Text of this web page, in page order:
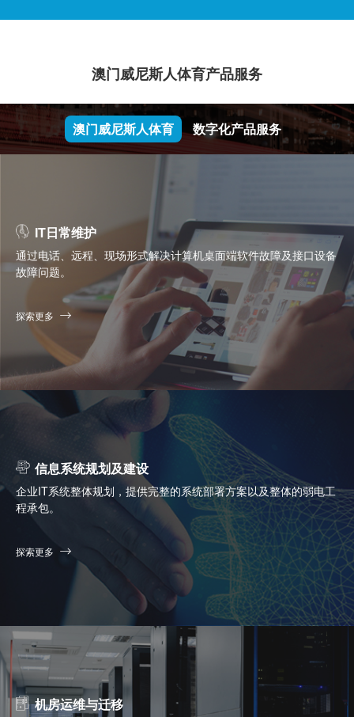
澳门威尼斯人体育产品服务
澳门威尼斯人体育 数字化产品服务
IT日常维护
通过电话、远程、现场形式解决计算机桌面端软件故障及接口设备
故障问题。
探索更多
信息系统规划及建设
企业IT系统整体规划，提供完整的系统部署方案以及整体的弱电工
程承包。
探索更多
机房运维与迁移